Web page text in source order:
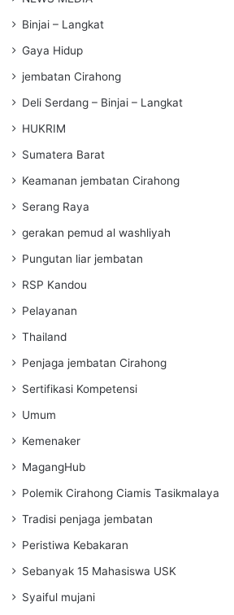
Binjai – Langkat
Gaya Hidup
jembatan Cirahong
Deli Serdang – Binjai – Langkat
HUKRIM
Sumatera Barat
Keamanan jembatan Cirahong
Serang Raya
gerakan pemud al washliyah
Pungutan liar jembatan
RSP Kandou
Pelayanan
Thailand
Penjaga jembatan Cirahong
Sertifikasi Kompetensi
Umum
Kemenaker
MagangHub
Polemik Cirahong Ciamis Tasikmalaya
Tradisi penjaga jembatan
Peristiwa Kebakaran
Sebanyak 15 Mahasiswa USK
Syaiful mujani